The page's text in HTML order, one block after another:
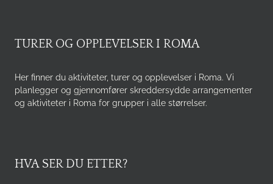
TURER OG OPPLEVELSER I ROMA
Her finner du aktiviteter, turer og opplevelser i Roma. Vi
planlegger og gjennomfører skreddersydde arrangementer
og aktiviteter i Roma for grupper i alle størrelser.
HVA SER DU ETTER?